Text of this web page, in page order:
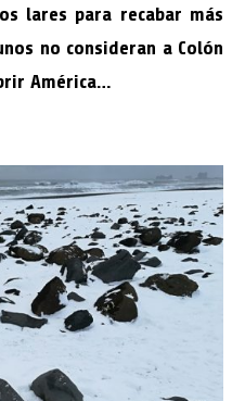
lares para recabar más
no consideran a Colón
América…